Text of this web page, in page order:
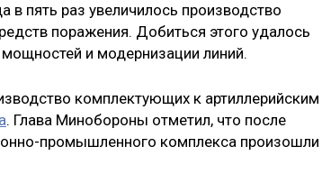
пять раз увеличилось производство
поражения. Добиться этого удалось
и модернизации линий.
комплектующих к артиллерийским
. Глава Минобороны отметил, что после
промышленного комплекса произошли